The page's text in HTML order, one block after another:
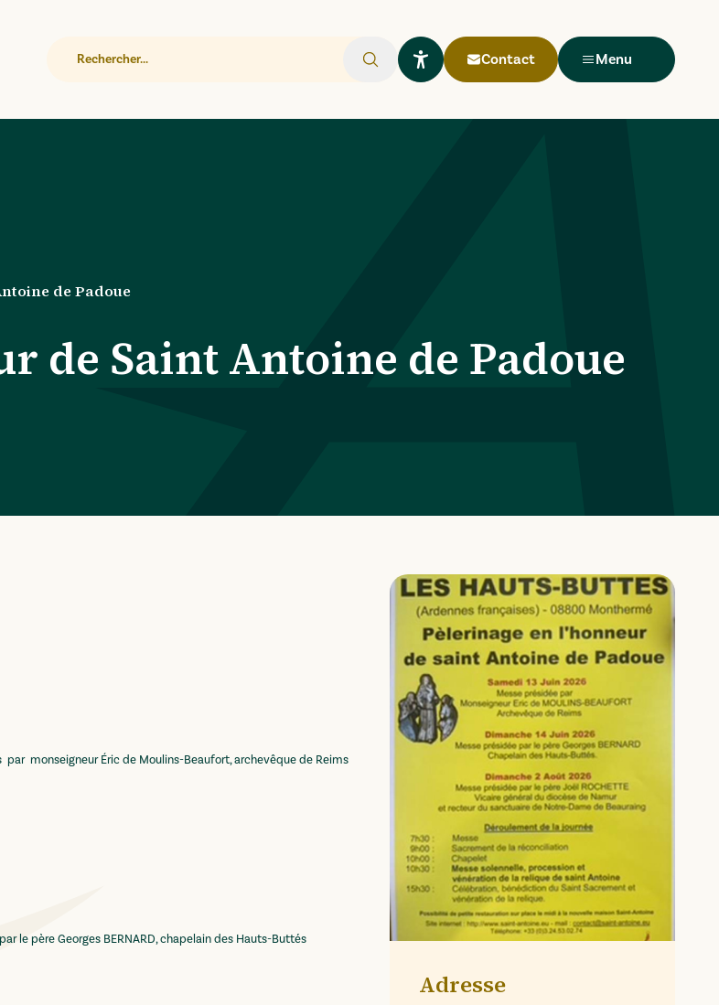
Rechercher
Ouvrir le widget Lisio
Contact Menu
de Padoue
de Saint Antoine de Padoue
par monseigneur Éric de Moulins-Beaufort, archevêque de Reims
le père Georges BERNARD, chapelain des Hauts-Buttés
Adresse